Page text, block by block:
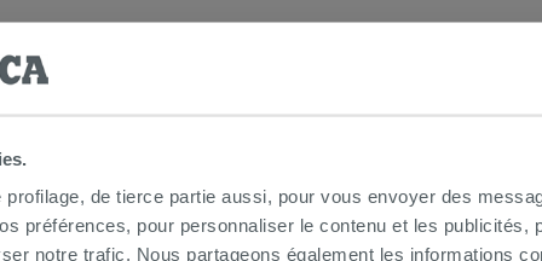
de tierce partie aussi, pour vous envoyer des
préférences, pour personnaliser le contenu et les publicités,
notre trafic. Nous partageons également les informations